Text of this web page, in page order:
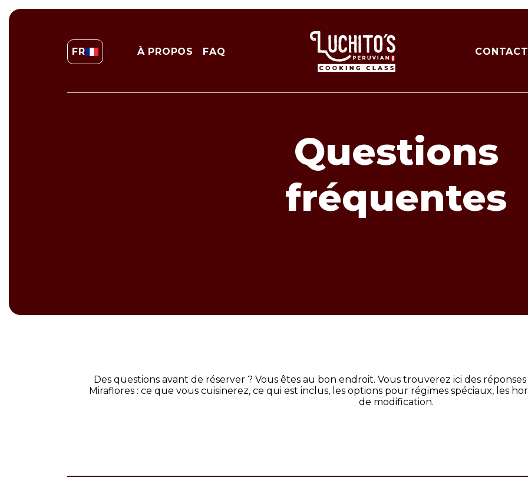
FR À PROPOS FAQ CONTACT
Questions
fréquentes
Des questions avant de réserver ? Vous êtes au bon endroit. Vous trouverez ici des réponses
Miraflores : ce que vous cuisinerez, ce qui est inclus, les options pour régimes spéciaux, les
de modification.